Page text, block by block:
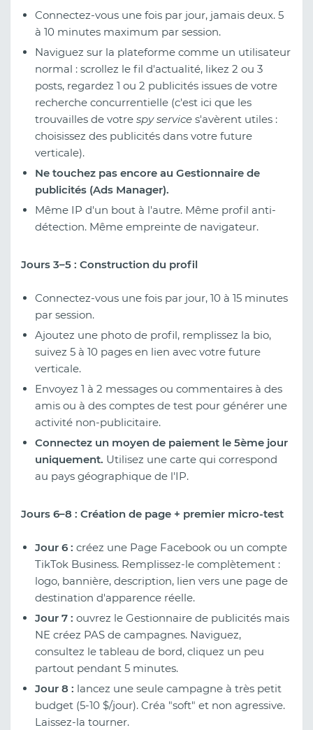
Connectez-vous une fois par jour, jamais deux. 5
à 10 minutes maximum par session.
Naviguez sur la plateforme comme un utilisateur
normal : scrollez le fil d'actualité, likez 2 ou 3
posts, regardez 1 ou 2 publicités issues de votre
recherche concurrentielle (c'est ici que les
trouvailles de votre spy service s'avèrent utiles :
choisissez des publicités dans votre future
verticale).
Ne touchez pas encore au Gestionnaire de
publicités (Ads Manager).
Même IP d'un bout à l'autre. Même profil anti-
détection. Même empreinte de navigateur.
Jours 3–5 : Construction du profil
Connectez-vous une fois par jour, 10 à 15 minutes
par session.
Ajoutez une photo de profil, remplissez la bio,
suivez 5 à 10 pages en lien avec votre future
verticale.
Envoyez 1 à 2 messages ou commentaires à des
amis ou à des comptes de test pour générer une
activité non-publicitaire.
Connectez un moyen de paiement le 5ème jour
uniquement. Utilisez une carte qui correspond
au pays géographique de l'IP.
Jours 6–8 : Création de page + premier micro-test
Jour 6 : créez une Page Facebook ou un compte
TikTok Business. Remplissez-le complètement :
logo, bannière, description, lien vers une page de
destination d'apparence réelle.
Jour 7 : ouvrez le Gestionnaire de publicités mais
NE créez PAS de campagnes. Naviguez,
consultez le tableau de bord, cliquez un peu
partout pendant 5 minutes.
Jour 8 : lancez une seule campagne à très petit
budget (5-10 $/jour). Créa "soft" et non agressive.
Laissez-la tourner.